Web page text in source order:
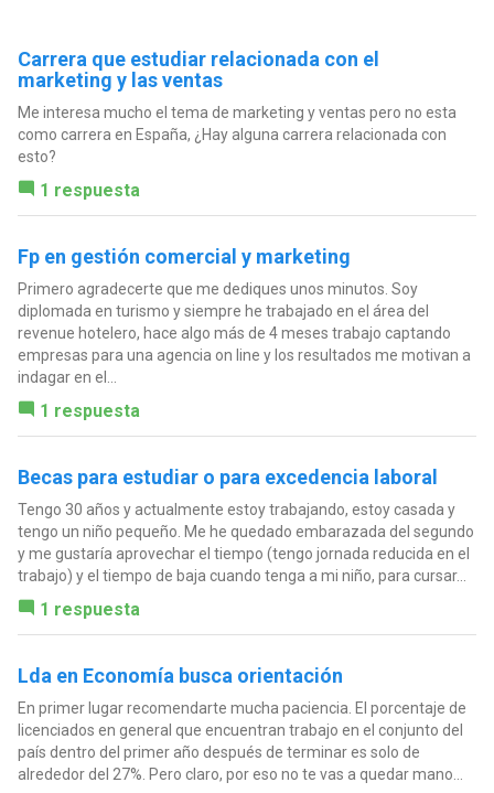
Carrera que estudiar relacionada con el
marketing y las ventas
Me interesa mucho el tema de marketing y ventas pero no esta
como carrera en España, ¿Hay alguna carrera relacionada con
esto?
1 respuesta
Fp en gestión comercial y marketing
Primero agradecerte que me dediques unos minutos. Soy
diplomada en turismo y siempre he trabajado en el área del
revenue hotelero, hace algo más de 4 meses trabajo captando
empresas para una agencia on line y los resultados me motivan a
indagar en el...
1 respuesta
Becas para estudiar o para excedencia laboral
Tengo 30 años y actualmente estoy trabajando, estoy casada y
tengo un niño pequeño. Me he quedado embarazada del segundo
y me gustaría aprovechar el tiempo (tengo jornada reducida en el
trabajo) y el tiempo de baja cuando tenga a mi niño, para cursar...
1 respuesta
Lda en Economía busca orientación
En primer lugar recomendarte mucha paciencia. El porcentaje de
licenciados en general que encuentran trabajo en el conjunto del
país dentro del primer año después de terminar es solo de
alrededor del 27%. Pero claro, por eso no te vas a quedar mano...